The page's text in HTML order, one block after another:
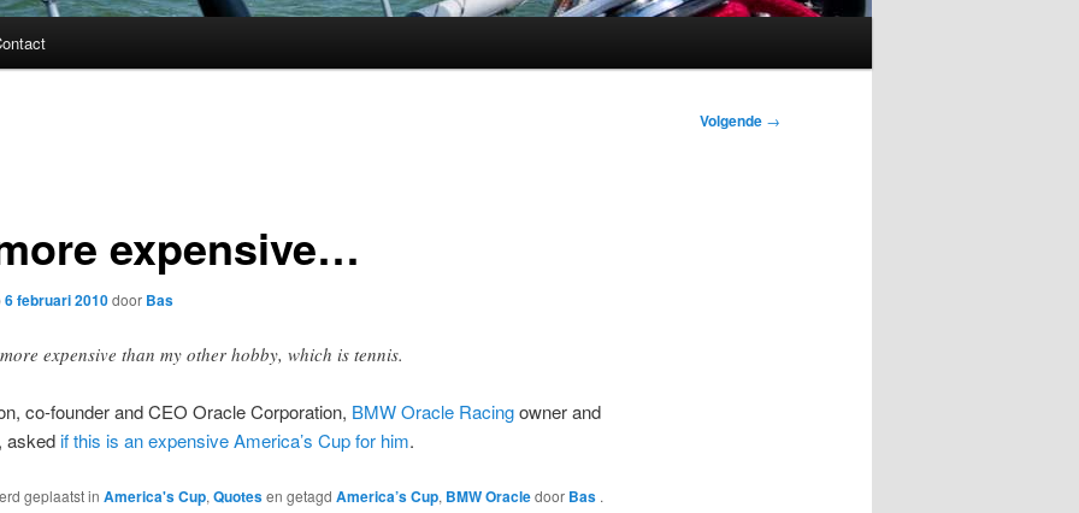
Volgende →
expensive…
6 februari 2010door Bas
expensive than my other hobby, which is tennis.
co-founder and CEO Oracle Corporation, BMW Oracle Racingowner and
askedif this is an expensive America’s Cup for him.
geplaatst in America's Cup, Quotesen getagd America’s Cup, BMW Oracledoor Bas .